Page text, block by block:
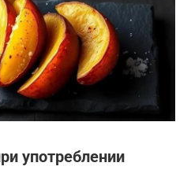
употреблении